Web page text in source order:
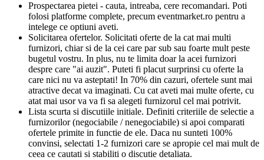
Prospectarea pietei - cauta, intreaba, cere recomandari. Poti
folosi platforme complete, precum eventmarket.ro pentru a
intelege ce optiuni aveti.
Solicitarea ofertelor. Solicitati oferte de la cat mai multi
furnizori, chiar si de la cei care par sub sau foarte mult peste
bugetul vostru. In plus, nu te limita doar la acei furnizori
despre care "ai auzit". Puteti fi placut surprinsi cu oferte la
care nici nu va asteptati! In 70% din cazuri, ofertele sunt mai
atractive decat va imaginati. Cu cat aveti mai multe oferte, cu
atat mai usor va va fi sa alegeti furnizorul cel mai potrivit.
Lista scurta si discutiile initiale. Definiti criteriile de selectie a
furnizorilor (negociabile / nenegociabile) si apoi comparati
ofertele primite in functie de ele. Daca nu sunteti 100%
convinsi, selectati 1-2 furnizori care se apropie cel mai mult de
ceea ce cautati si stabiliti o discutie detaliata.